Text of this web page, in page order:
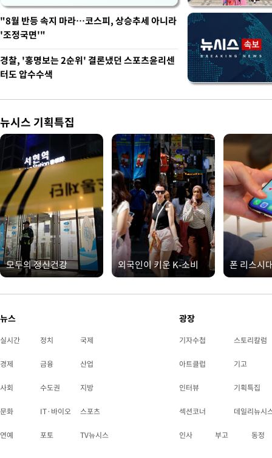
"8월 반등 속지 마라…코스피, 상승추세 아니라
'조정국면'"
경찰, '홍명보는 2순위' 결론냈던 스포츠윤리센
터도 압수수색
뉴시스 기획특집
모두의 정신건강 외국인이 키운 K-소비 폰 리스시
뉴스
실시간 정치 국제
경제 금융 산업
사회 수도권 지방
문화 IT·바이오 스포츠
연예 포토 TV뉴시스
광장
기자수첩 스토리칼럼
아트클럽 기고
인터뷰 기획특집
섹션코너 데일리뉴시
인사 부고 동정